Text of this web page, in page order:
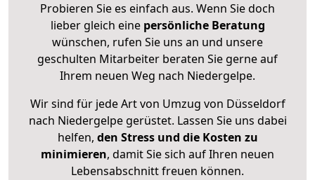
Probieren Sie es einfach aus. Wenn Sie doch
lieber gleich eine persönliche Beratung
wünschen, rufen Sie uns an und unsere
geschulten Mitarbeiter beraten Sie gerne auf
Ihrem neuen Weg nach Niedergelpe.
Wir sind für jede Art von Umzug von Düsseldorf
nach Niedergelpe gerüstet. Lassen Sie uns dabei
helfen, den Stress und die Kosten zu
minimieren, damit Sie sich auf Ihren neuen
Lebensabschnitt freuen können.